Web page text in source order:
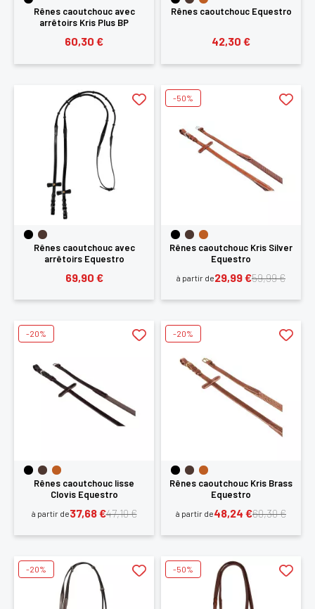
Rênes caoutchouc avec
arrêtoirs Kris Plus BP
60,30 €
Rênes caoutchouc Equestro
42,30 €
Rênes caoutchouc avec
arrêtoirs Equestro
69,90 €
Rênes caoutchouc Kris Silver
Equestro
à partir de 59,99 €
29,99 €
-50%
Rênes caoutchouc lisse
Clovis Equestro
à partir de 47,10 €
37,68 €
-20%
Rênes caoutchouc Kris Brass
Equestro
à partir de 60,30 €
48,24 €
-20%
-20% -50%